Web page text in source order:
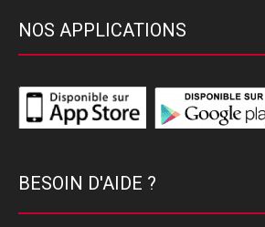
NOS APPLICATIONS
BESOIN D'AIDE ?